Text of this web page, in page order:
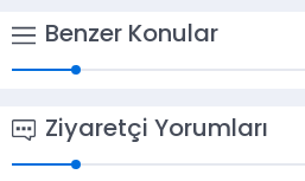
Benzer Konular
Ziyaretçi Yorumları